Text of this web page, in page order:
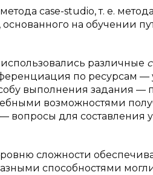
case-studio, т. е.
на обучении
различные
по ресурсам —
выполнения задания —
возможностями
для составления
сложности
способностями могли